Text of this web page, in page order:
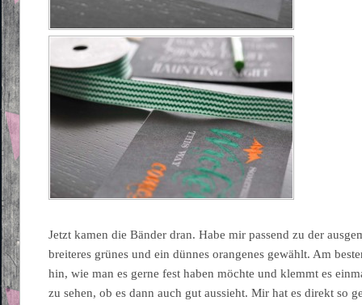
Jetzt kamen die Bänder dran. Habe mir passend zu der
breiteres grünes und ein dünnes orangenes gewählt. Am
hin, wie man es gerne fest haben möchte und klemmt es
zu sehen, ob es dann auch gut aussieht. Mir hat es direkt so